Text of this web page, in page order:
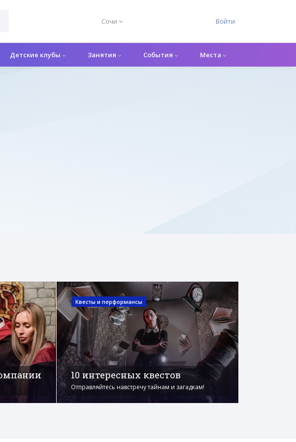
Сочи Войти
Детские клубы Занятия События Места
Квесты и перформансы
10 интересных квестов
Отправляйтесь навстречу тайнам и загадкам!